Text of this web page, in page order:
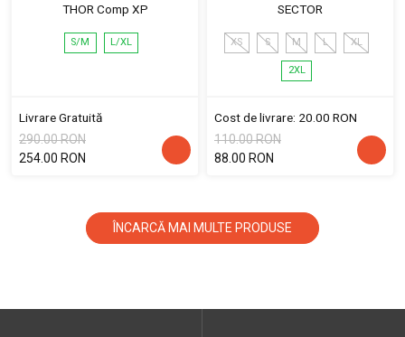
THOR Comp XP
S/M L/XL
Livrare Gratuită
290.00 RON
254.00 RON
SECTOR
XS S M L XL
2XL
Cost de livrare: 20.00 RON
110.00 RON
88.00 RON
ÎNCARCĂ MAI MULTE PRODUSE